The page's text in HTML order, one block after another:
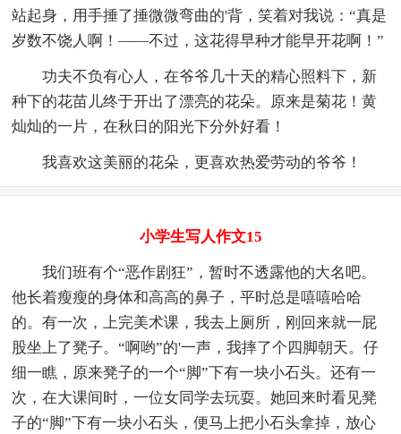
站起身，用手捶了捶微微弯曲的'背，笑着对我说：“真是
岁数不饶人啊！——不过，这花得早种才能早开花啊！”
功夫不负有心人，在爷爷几十天的精心照料下，新
种下的花苗儿终于开出了漂亮的花朵。原来是菊花！黄
灿灿的一片，在秋日的阳光下分外好看！
我喜欢这美丽的花朵，更喜欢热爱劳动的爷爷！
小学生写人作文15
我们班有个“恶作剧狂”，暂时不透露他的大名吧。
他长着瘦瘦的身体和高高的鼻子，平时总是嘻嘻哈哈
的。有一次，上完美术课，我去上厕所，刚回来就一屁
股坐上了凳子。“啊哟”的'一声，我摔了个四脚朝天。仔
细一瞧，原来凳子的一个“脚”下有一块小石头。还有一
次，在大课间时，一位女同学去玩耍。她回来时看见凳
子的“脚”下有一块小石头，便马上把小石头拿掉，放心